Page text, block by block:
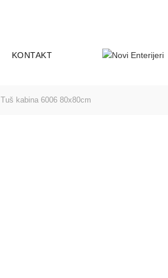
KONTAKT
Tuš kabina 6006 80x80cm